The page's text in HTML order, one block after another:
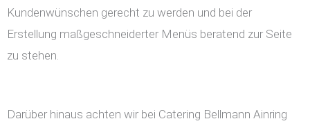
Kundenwünschen gerecht zu werden und bei der
Erstellung maßgeschneiderter Menüs beratend zur Seite
zu stehen.
Darüber hinaus achten wir bei Catering Bellmann Ainring